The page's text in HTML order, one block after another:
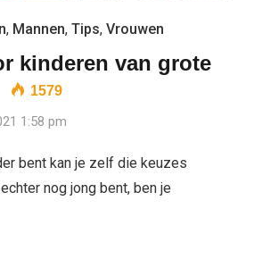
, Mannen, Tips, Vrouwen
kinderen van grote
1579
1:58 pm
bent kan je zelf die keuzes
nog jong bent, ben je